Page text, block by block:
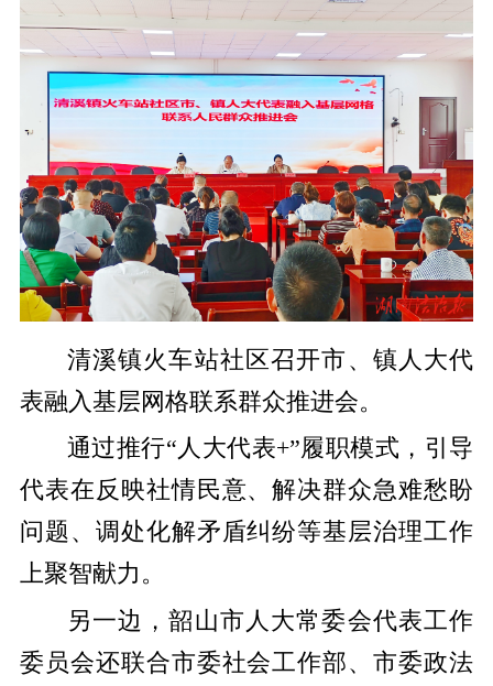
清溪镇火车站社区召开市、镇人大代
表融入基层网格联系群众推进会。
通过推行“人大代表+”履职模式，引导
代表在反映社情民意、解决群众急难愁盼
问题、调处化解矛盾纠纷等基层治理工作
上聚智献力。
另一边，韶山市人大常委会代表工作
委员会还联合市委社会工作部、市委政法